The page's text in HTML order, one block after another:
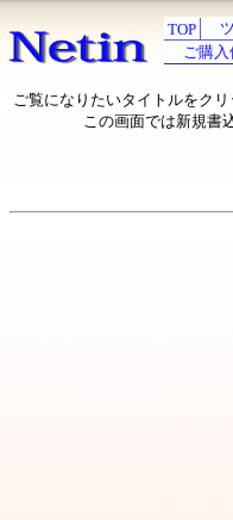
TOP
ご購
ご覧になりたいタイトルをク
この画面では新規書